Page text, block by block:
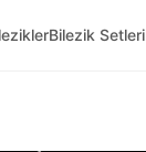
Bilezik Setleri